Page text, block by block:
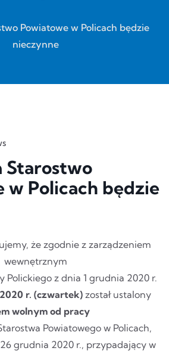
Powiatowe w Policach będzie
nieczynne
Starostwo
w Policach będzie
że zgodnie z zarządzeniem
wewnętrznym
Polickiego z dnia 1 grudnia 2020 r.
r. (czwartek) został ustalony
wolnym od pracy
Powiatowego w Policach,
grudnia 2020 r., przypadający w